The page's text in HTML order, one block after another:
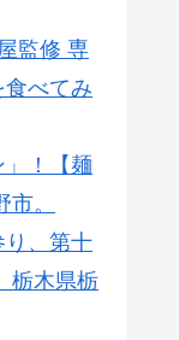
監修 専
べてみ
！【麺
。
り、第十
栃木県栃